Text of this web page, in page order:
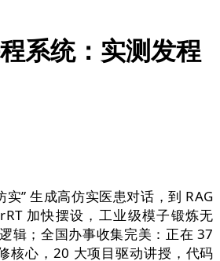
系统：实测发程
” 生成高仿实医患对话，到 RAG
加快摆设，工业级模子锻炼无
辑；全国办事收集完美：正在 37
核心，20 大项目驱动讲授，代码